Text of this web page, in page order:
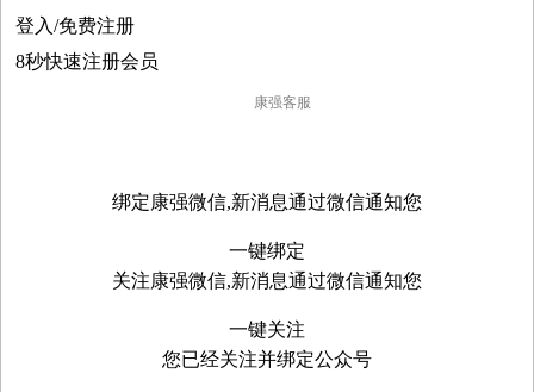
登入/免费注册
8秒快速注册会员
康强客服
绑定康强微信,新消息通过微信通知您
一键绑定
关注康强微信,新消息通过微信通知您
一键关注
您已经关注并绑定公众号